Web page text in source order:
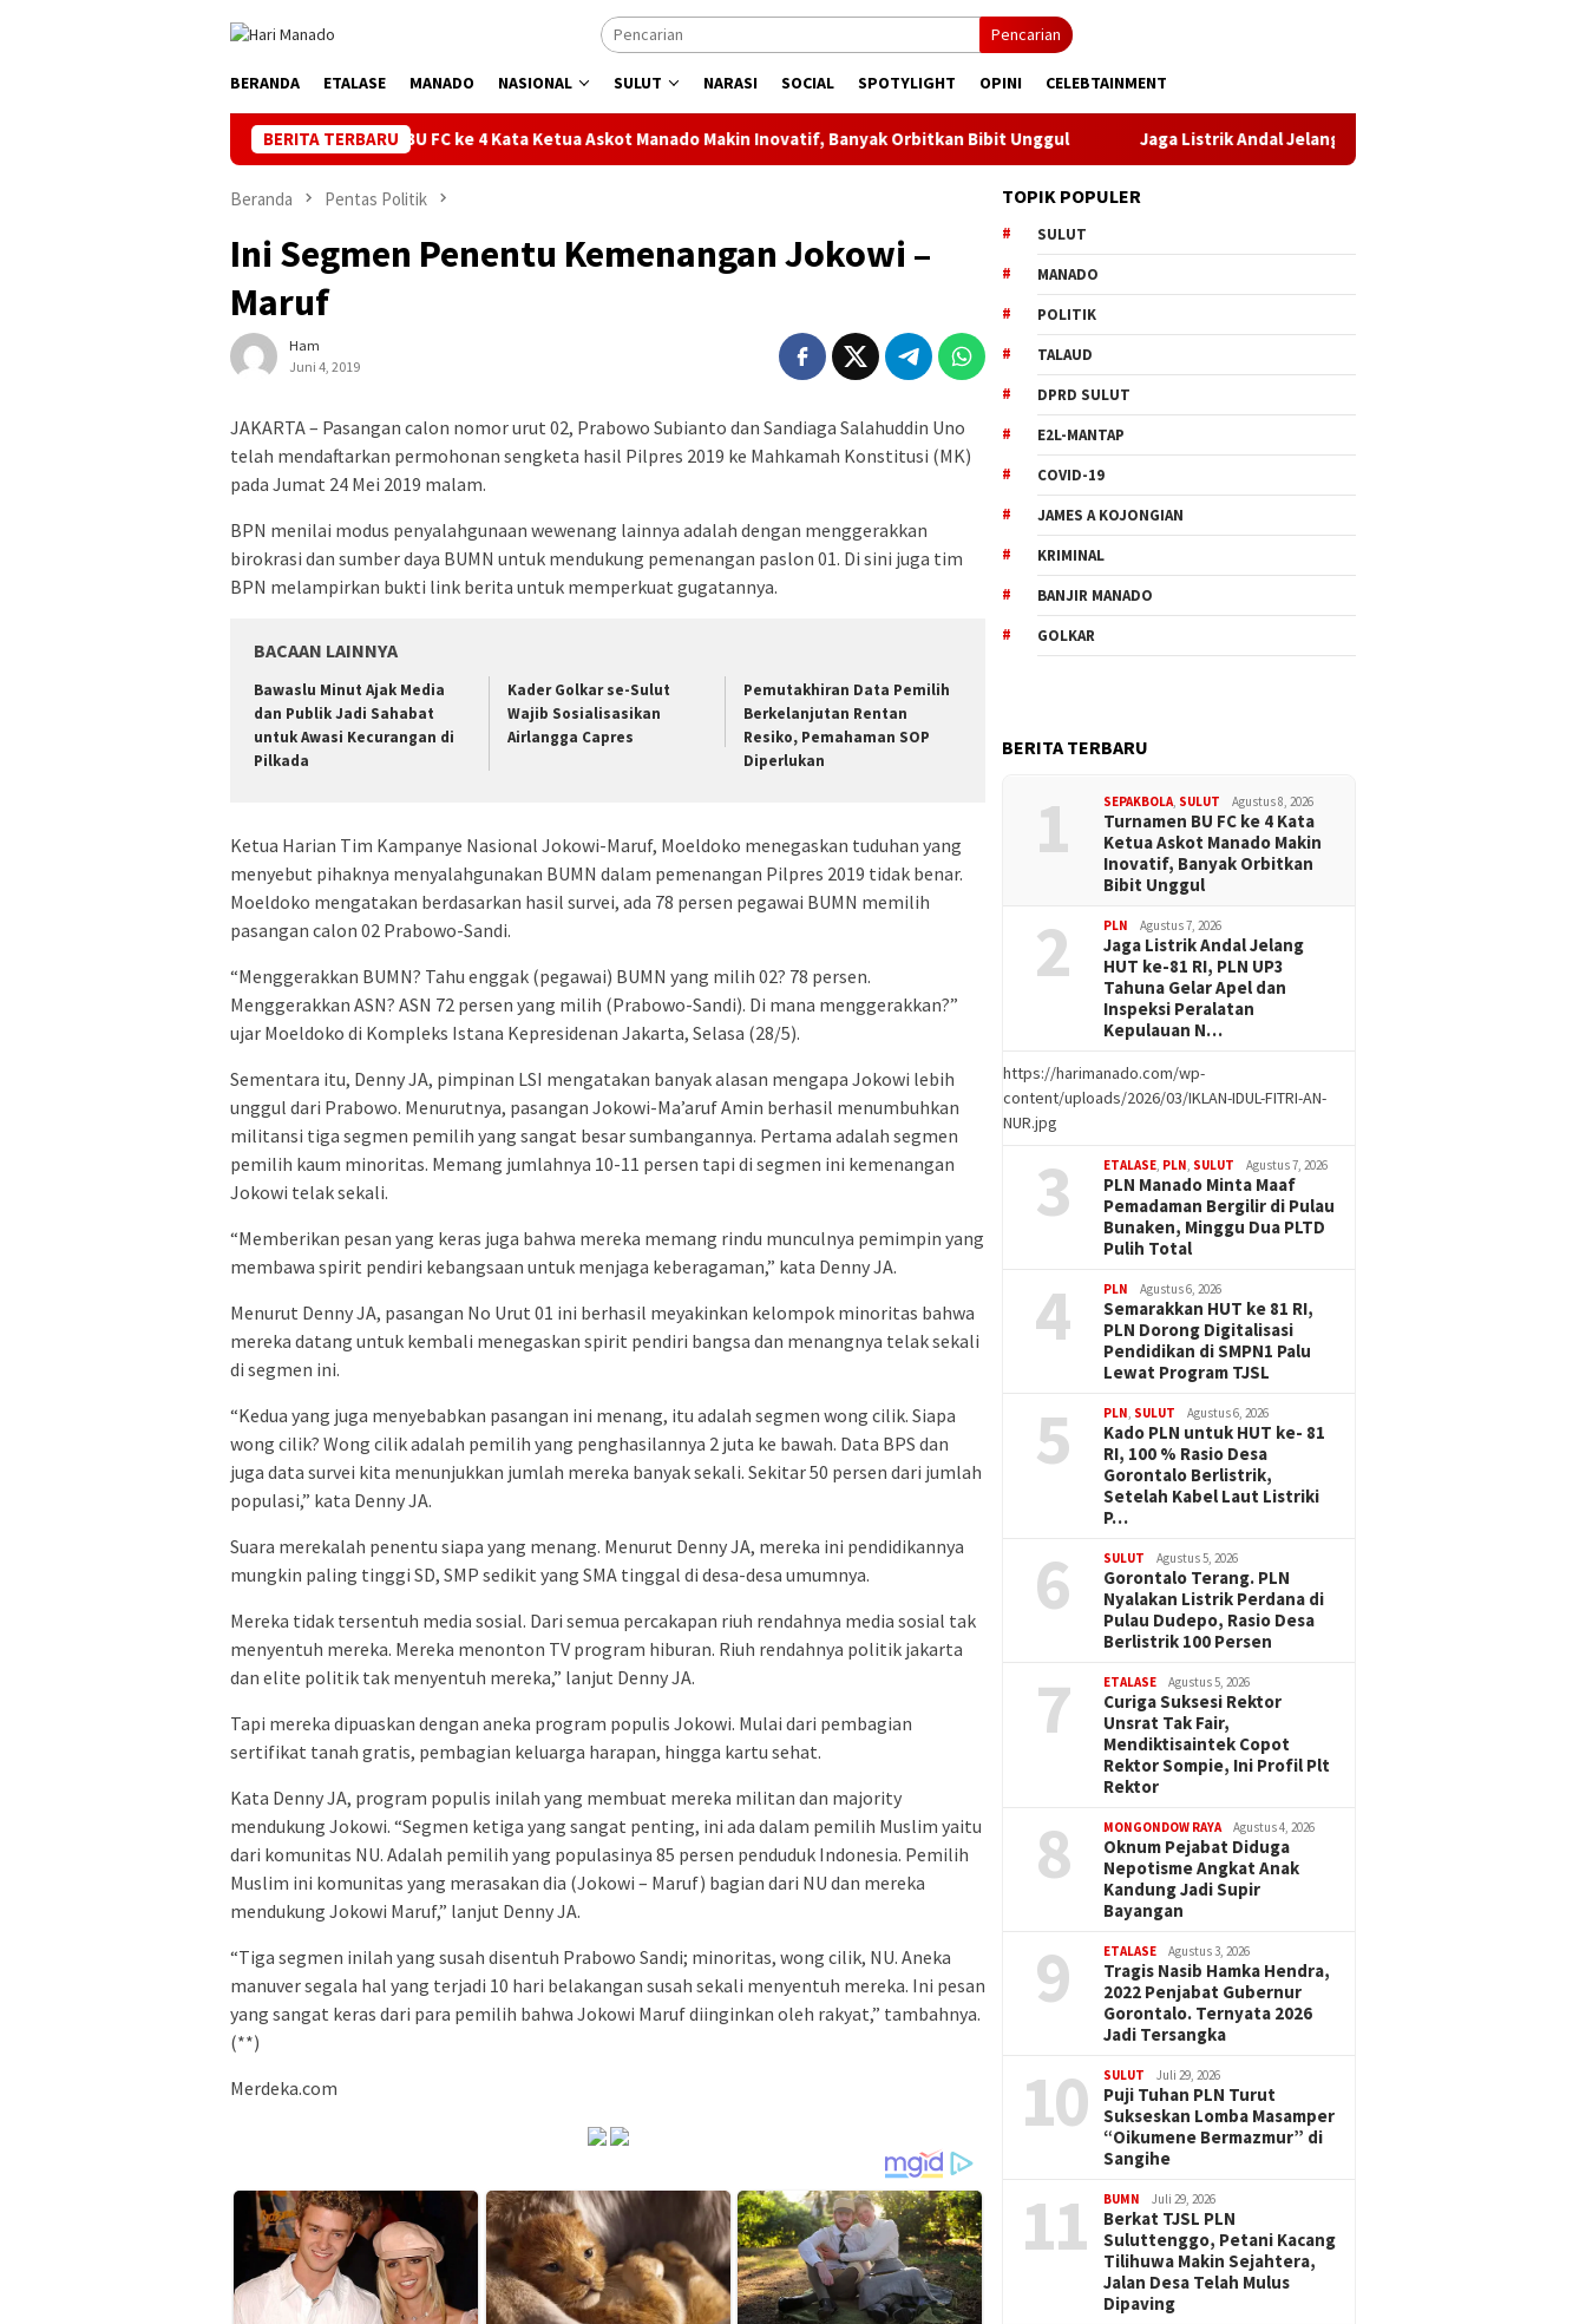
Pencarian
BERANDA ETALASE MANADO NASIONAL SULUT NARASI SOCIAL SPOTYLIGHT OPINI CELEBTAINMENT
BERITA TERBARU
Turnamen BU FC ke 4 Kata Ketua Askot Manado Makin Inovatif, Banyak Orbitkan Bibit Unggul Jaga Listrik Andal Jelang HUT ke-81 RI, PLN UP3 Tahuna Gelar Apel dan
Beranda Pentas Politik
Ini Segmen Penentu Kemenangan Jokowi –
Maruf
Ham
Juni 4, 2019
JAKARTA – Pasangan calon nomor urut 02, Prabowo Subianto dan Sandiaga Salahuddin Uno
telah mendaftarkan permohonan sengketa hasil Pilpres 2019 ke Mahkamah Konstitusi (MK)
pada Jumat 24 Mei 2019 malam.
BPN menilai modus penyalahgunaan wewenang lainnya adalah dengan menggerakkan
birokrasi dan sumber daya BUMN untuk mendukung pemenangan paslon 01. Di sini juga tim
BPN melampirkan bukti link berita untuk memperkuat gugatannya.
BACAAN LAINNYA
Bawaslu Minut Ajak Media
dan Publik Jadi Sahabat
untuk Awasi Kecurangan di
Pilkada
Kader Golkar se-Sulut
Wajib Sosialisasikan
Airlangga Capres
Pemutakhiran Data Pemilih
Berkelanjutan Rentan
Resiko, Pemahaman SOP
Diperlukan
Ketua Harian Tim Kampanye Nasional Jokowi-Maruf, Moeldoko menegaskan tuduhan yang
menyebut pihaknya menyalahgunakan BUMN dalam pemenangan Pilpres 2019 tidak benar.
Moeldoko mengatakan berdasarkan hasil survei, ada 78 persen pegawai BUMN memilih
pasangan calon 02 Prabowo-Sandi.
“Menggerakkan BUMN? Tahu enggak (pegawai) BUMN yang milih 02? 78 persen.
Menggerakkan ASN? ASN 72 persen yang milih (Prabowo-Sandi). Di mana menggerakkan?”
ujar Moeldoko di Kompleks Istana Kepresidenan Jakarta, Selasa (28/5).
Sementara itu, Denny JA, pimpinan LSI mengatakan banyak alasan mengapa Jokowi lebih
unggul dari Prabowo. Menurutnya, pasangan Jokowi-Ma’aruf Amin berhasil menumbuhkan
militansi tiga segmen pemilih yang sangat besar sumbangannya. Pertama adalah segmen
pemilih kaum minoritas. Memang jumlahnya 10-11 persen tapi di segmen ini kemenangan
Jokowi telak sekali.
“Memberikan pesan yang keras juga bahwa mereka memang rindu munculnya pemimpin yang
membawa spirit pendiri kebangsaan untuk menjaga keberagaman,” kata Denny JA.
Menurut Denny JA, pasangan No Urut 01 ini berhasil meyakinkan kelompok minoritas bahwa
mereka datang untuk kembali menegaskan spirit pendiri bangsa dan menangnya telak sekali
di segmen ini.
“Kedua yang juga menyebabkan pasangan ini menang, itu adalah segmen wong cilik. Siapa
wong cilik? Wong cilik adalah pemilih yang penghasilannya 2 juta ke bawah. Data BPS dan
juga data survei kita menunjukkan jumlah mereka banyak sekali. Sekitar 50 persen dari jumlah
populasi,” kata Denny JA.
Suara merekalah penentu siapa yang menang. Menurut Denny JA, mereka ini pendidikannya
mungkin paling tinggi SD, SMP sedikit yang SMA tinggal di desa-desa umumnya.
Mereka tidak tersentuh media sosial. Dari semua percakapan riuh rendahnya media sosial tak
menyentuh mereka. Mereka menonton TV program hiburan. Riuh rendahnya politik jakarta
dan elite politik tak menyentuh mereka,” lanjut Denny JA.
Tapi mereka dipuaskan dengan aneka program populis Jokowi. Mulai dari pembagian
sertifikat tanah gratis, pembagian keluarga harapan, hingga kartu sehat.
Kata Denny JA, program populis inilah yang membuat mereka militan dan majority
mendukung Jokowi. “Segmen ketiga yang sangat penting, ini ada dalam pemilih Muslim yaitu
dari komunitas NU. Adalah pemilih yang populasinya 85 persen penduduk Indonesia. Pemilih
Muslim ini komunitas yang merasakan dia (Jokowi – Maruf) bagian dari NU dan mereka
mendukung Jokowi Maruf,” lanjut Denny JA.
“Tiga segmen inilah yang susah disentuh Prabowo Sandi; minoritas, wong cilik, NU. Aneka
manuver segala hal yang terjadi 10 hari belakangan susah sekali menyentuh mereka. Ini pesan
yang sangat keras dari para pemilih bahwa Jokowi Maruf diinginkan oleh rakyat,” tambahnya.
(**)
Merdeka.com
TOPIK POPULER
SULUT
MANADO
POLITIK
TALAUD
DPRD SULUT
E2L-MANTAP
COVID-19
JAMES A KOJONGIAN
KRIMINAL
BANJIR MANADO
GOLKAR
BERITA TERBARU
1 SEPAKBOLA, SULUT Agustus 8, 2026
Turnamen BU FC ke 4 Kata
Ketua Askot Manado Makin
Inovatif, Banyak Orbitkan
Bibit Unggul
2 PLN Agustus 7, 2026
Jaga Listrik Andal Jelang
HUT ke-81 RI, PLN UP3
Tahuna Gelar Apel dan
Inspeksi Peralatan
Kepulauan N…
https://harimanado.com/wp-
content/uploads/2026/03/IKLAN-IDUL-FITRI-AN-
NUR.jpg
3 ETALASE, PLN, SULUT Agustus 7, 2026
PLN Manado Minta Maaf
Pemadaman Bergilir di Pulau
Bunaken, Minggu Dua PLTD
Pulih Total
4 PLN Agustus 6, 2026
Semarakkan HUT ke 81 RI,
PLN Dorong Digitalisasi
Pendidikan di SMPN1 Palu
Lewat Program TJSL
5 PLN, SULUT Agustus 6, 2026
Kado PLN untuk HUT ke- 81
RI, 100 % Rasio Desa
Gorontalo Berlistrik,
Setelah Kabel Laut Listriki
P…
6 SULUT Agustus 5, 2026
Gorontalo Terang. PLN
Nyalakan Listrik Perdana di
Pulau Dudepo, Rasio Desa
Berlistrik 100 Persen
7 ETALASE Agustus 5, 2026
Curiga Suksesi Rektor
Unsrat Tak Fair,
Mendiktisaintek Copot
Rektor Sompie, Ini Profil Plt
Rektor
8 MONGONDOW RAYA Agustus 4, 2026
Oknum Pejabat Diduga
Nepotisme Angkat Anak
Kandung Jadi Supir
Bayangan
9 ETALASE Agustus 3, 2026
Tragis Nasib Hamka Hendra,
2022 Penjabat Gubernur
Gorontalo. Ternyata 2026
Jadi Tersangka
10 SULUT Juli 29, 2026
Puji Tuhan PLN Turut
Sukseskan Lomba Masamper
“Oikumene Bermazmur” di
Sangihe
11 BUMN Juli 29, 2026
Berkat TJSL PLN
Suluttenggo, Petani Kacang
Tilihuwa Makin Sejahtera,
Jalan Desa Telah Mulus
Dipaving